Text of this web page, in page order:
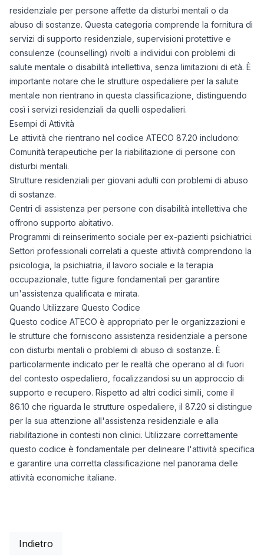
residenziale per persone affette da disturbi mentali o da
abuso di sostanze. Questa categoria comprende la fornitura di
servizi di supporto residenziale, supervisioni protettive e
consulenze (counselling) rivolti a individui con problemi di
salute mentale o disabilità intellettiva, senza limitazioni di età. È
importante notare che le strutture ospedaliere per la salute
mentale non rientrano in questa classificazione, distinguendo
così i servizi residenziali da quelli ospedalieri.
Esempi di Attività
Le attività che rientrano nel codice ATECO 87.20 includono:
Comunità terapeutiche per la riabilitazione di persone con
disturbi mentali.
Strutture residenziali per giovani adulti con problemi di abuso
di sostanze.
Centri di assistenza per persone con disabilità intellettiva che
offrono supporto abitativo.
Programmi di reinserimento sociale per ex-pazienti psichiatrici.
Settori professionali correlati a queste attività comprendono la
psicologia, la psichiatria, il lavoro sociale e la terapia
occupazionale, tutte figure fondamentali per garantire
un'assistenza qualificata e mirata.
Quando Utilizzare Questo Codice
Questo codice ATECO è appropriato per le organizzazioni e
le strutture che forniscono assistenza residenziale a persone
con disturbi mentali o problemi di abuso di sostanze. È
particolarmente indicato per le realtà che operano al di fuori
del contesto ospedaliero, focalizzandosi su un approccio di
supporto e recupero. Rispetto ad altri codici simili, come il
86.10 che riguarda le strutture ospedaliere, il 87.20 si distingue
per la sua attenzione all'assistenza residenziale e alla
riabilitazione in contesti non clinici. Utilizzare correttamente
questo codice è fondamentale per delineare l'attività specifica
e garantire una corretta classificazione nel panorama delle
attività economiche italiane.
Indietro